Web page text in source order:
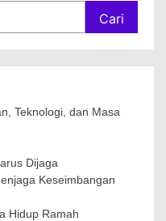
Cari
Teknologi, dan Masa
Dijaga
Keseimbangan
Hidup Ramah